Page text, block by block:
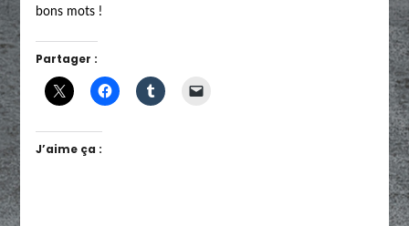
bons mots !
Partager :
J’aime ça :